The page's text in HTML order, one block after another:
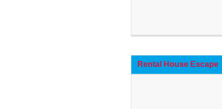
Rental House Escape